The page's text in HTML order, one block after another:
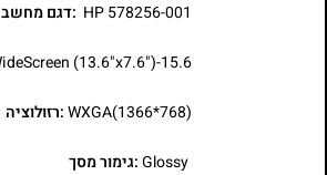
HP 578256-001 :דגם מחשב
15.6-inch WideScreen (13.6"x7.6")
WXGA(1366*768):רזולוציה
Glossy:גימור מסך